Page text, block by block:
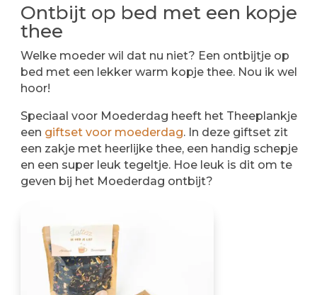
Ontbijt op bed met een kopje
thee
Welke moeder wil dat nu niet? Een ontbijtje op
bed met een lekker warm kopje thee. Nou ik wel
hoor!
Speciaal voor Moederdag heeft het Theeplankje
een giftset voor moederdag. In deze giftset zit
een zakje met heerlijke thee, een handig schepje
en een super leuk tegeltje. Hoe leuk is dit om te
geven bij het Moederdag ontbijt?